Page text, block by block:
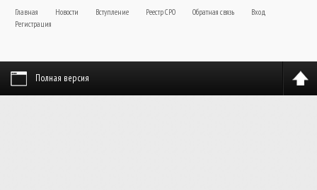
Главная Новости Вступление Реестр СРО Обратная связь
Вход
Регистрация
Полная версия